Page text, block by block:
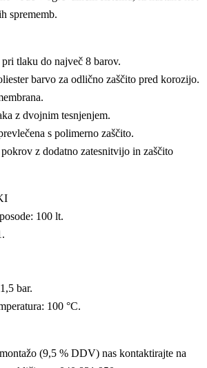
sprememb.
tlaku do največ 8 barov.
barvo za odlično zaščito pred korozijo.
z dvojnim tesnjenjem.
s polimerno zaščito.
z dodatno zatesnitvijo in zaščito
100 lt.
bar.
100 °C.
(9,5 % DDV) nas kontaktirajte na